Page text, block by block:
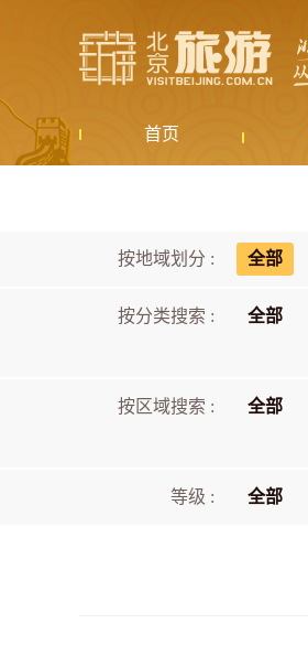
首页
按地域划分 : 全部
按分类搜索 : 全部
按区域搜索 : 全部
等级 : 全部